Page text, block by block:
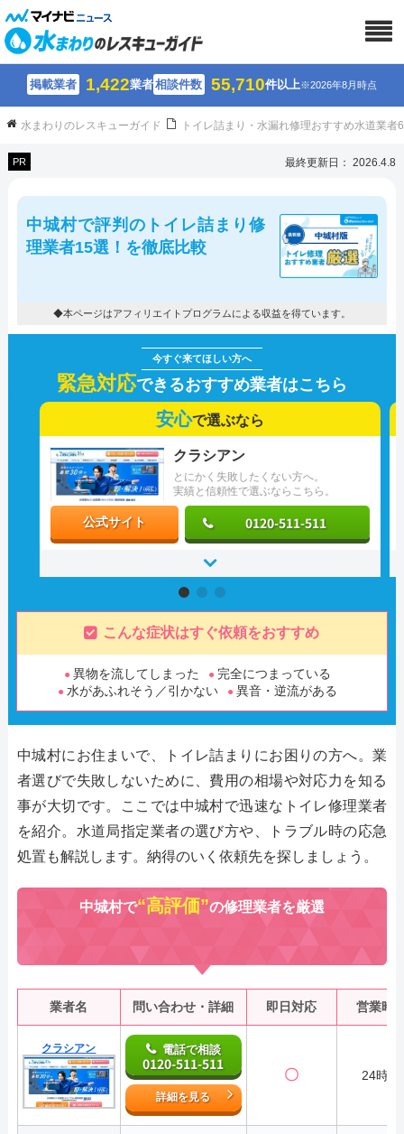
掲載業者 1,422業者相談件数 55,710件以上※2026年8月時点
水まわりのレスキューガイド トイレ詰まり・水漏れ修理おすすめ水道業
PR 最終更新日： 2026.4.8
中城村で評判のトイレ詰まり修
理業者15選！を徹底比較
◆本ページはアフィリエイトプログラムによる収益を得ています。
緊急対応できるおすすめ業者はこちら
安心で選ぶなら
とにかく失敗したくない方へ。
実績と信頼性で選ぶならこちら。
クラシアン
公式サイト 0120-511-511
こんな症状はすぐ依頼をおすすめ
異物を流してしまった
完全につまっている
水があふれそう／引かない
異音・逆流がある
中城村にお住まいで、トイレ詰まりにお困りの方へ。業
者選びで失敗しないために、費用の相場や対応力を知る
事が大切です。ここでは中城村で迅速なトイレ修理業者
を紹介。水道局指定業者の選び方や、トラブル時の応急
処置も解説します。納得のいく依頼先を探しましょう。
中城村で“高評価”の修理業者を厳選
業者名 問い合わせ・詳細 即日対応 営業時
クラシアン 電話で相談
0120-511-511
詳細を見る
〇 24時間